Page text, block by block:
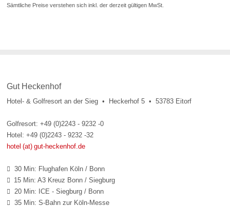
Sämtliche Preise verstehen sich inkl. der derzeit gültigen MwSt.
Gut Heckenhof
Hotel- & Golfresort an der Sieg • Heckerhof 5 • 53783 Eitorf
Golfresort: +49 (0)2243 - 9232 -0
Hotel: +49 (0)2243 - 9232 -32
hotel (at) gut-heckenhof.de
 30 Min: Flughafen Köln / Bonn
 15 Min: A3 Kreuz Bonn / Siegburg
 20 Min: ICE - Siegburg / Bonn
 35 Min: S-Bahn zur Köln-Messe